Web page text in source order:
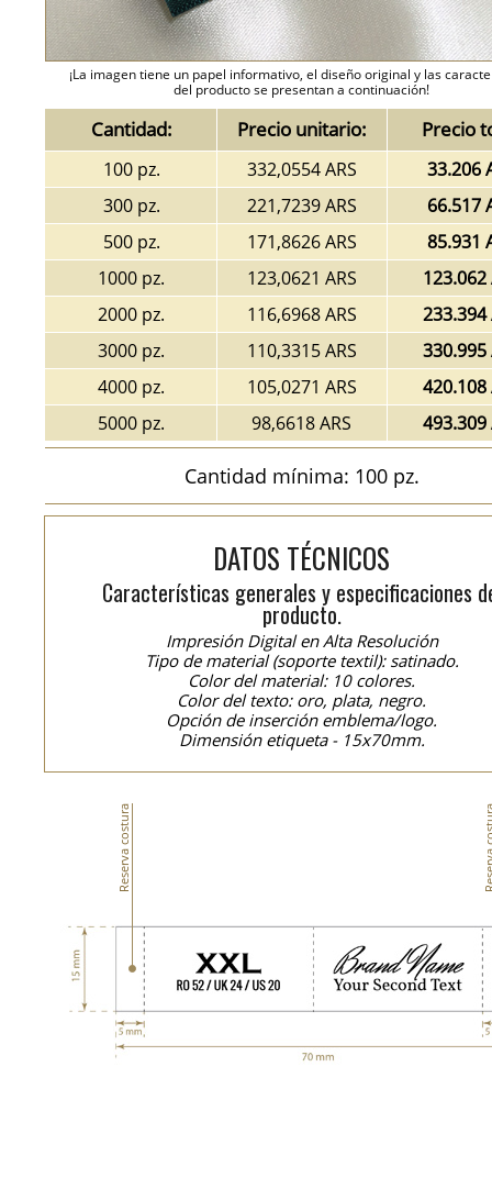
¡La imagen tiene un papel informativo, el diseño original y las
del producto se presentan a continuación!
Cantidad: Precio unitario: Precio
100 pz. 332,0554 ARS
33.206
300 pz.
221,7239 ARS
66.517
500 pz.
171,8626 ARS
85.931
1000 pz.
123,0621 ARS
123.062
2000 pz.
116,6968 ARS
233.394
3000 pz.
110,3315 ARS
330.995
4000 pz.
105,0271 ARS
420.108
5000 pz.
98,6618 ARS 493.309
Cantidad mínima: 100 pz.
DATOS TÉCNICOS
Características generales y especificaciones
producto.
Impresión Digital en Alta Resolución
Tipo de material (soporte textil): satinado.
Color del material: 10 colores.
Color del texto: oro, plata, negro.
Opción de inserción emblema/logo.
Dimensión etiqueta - 15x70mm.
Reserva costura